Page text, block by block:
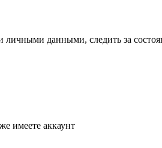
данными, следить за
имеете аккаунт